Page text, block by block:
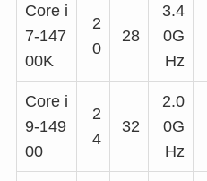
Core i
7-147
00K
2
0
28
3.4
0G
Hz
Core i
9-149
00
2
4
32
2.0
0G
Hz